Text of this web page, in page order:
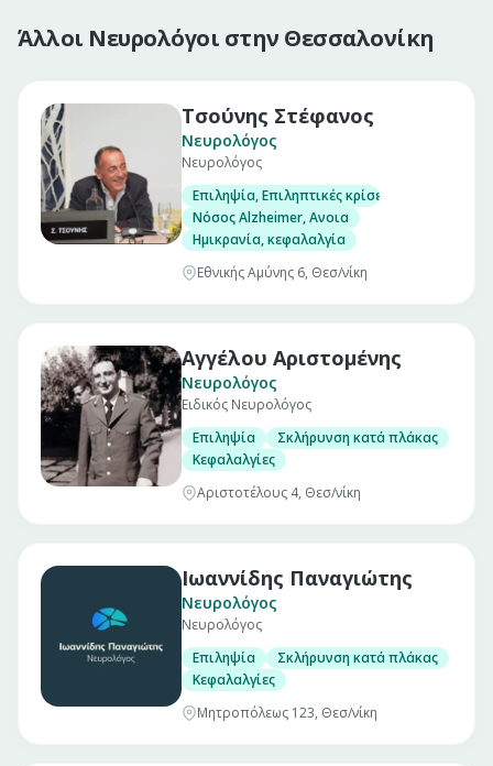
Άλλοι Νευρολόγοι στην Θεσσαλονίκη
Τσούνης Στέφανος
Νευρολόγος
Νευρολόγος
Επιληψία, Επιληπτικές κρίσεις
Νόσος Alzheimer, Ανοια
Ημικρανία, κεφαλαλγία
Εθνικής Αμύνης 6, Θεσ/νίκη
Αγγέλου Αριστομένης
Νευρολόγος
Ειδικός Νευρολόγος
Επιληψία
Σκλήρυνση κατά πλάκας
Κεφαλαλγίες
Αριστοτέλους 4, Θεσ/νίκη
Ιωαννίδης Παναγιώτης
Νευρολόγος
Νευρολόγος
Επιληψία
Σκλήρυνση κατά πλάκας
Κεφαλαλγίες
Μητροπόλεως 123, Θεσ/νίκη